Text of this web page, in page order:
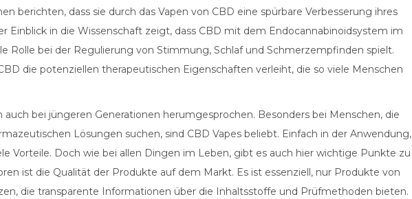
berichten, dass sie durch das Vapen von CBD eine spürbare Verbesserung ihres
Einblick in die Wissenschaft zeigt, dass CBD mit dem Endocannabinoidsystem im
Rolle bei der Regulierung von Stimmung, Schlaf und Schmerzempfinden spielt.
die potenziellen therapeutischen Eigenschaften verleiht, die so viele Menschen
auch bei jüngeren Generationen herumgesprochen. Besonders bei Menschen, die
Lösungen suchen, sind CBD Vapes beliebt. Einfach in der Anwendung,
Vorteile. Doch wie bei allen Dingen im Leben, gibt es auch hier wichtige Punkte zu
ist die Qualität der Produkte auf dem Markt. Es ist essenziell, nur Produkte von
die transparente Informationen über die Inhaltsstoffe und Prüfmethoden bieten.